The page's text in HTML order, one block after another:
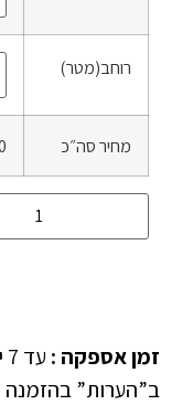
רוחב(מטר)
מחיר סה״כ
זמן אספקה :
ב”הערות” בהזמנה